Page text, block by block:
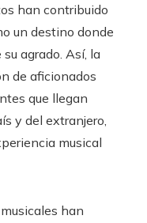
han contribuido
un destino donde
agrado. Así, la
de aficionados
que llegan
y del extranjero,
musical
han